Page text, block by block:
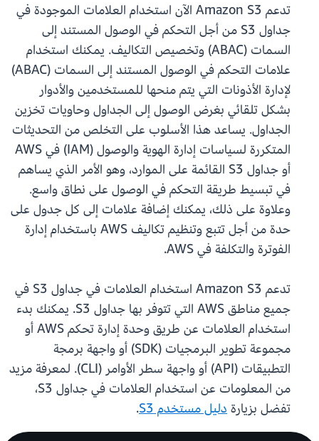
تدعم Amazon S3 الآن استخدام العلامات الموجودة في
جداول S3 من أجل التحكم في الوصول المستند إلى
السمات (ABAC) وتخصيص التكاليف. يمكنك استخدام
علامات التحكم في الوصول المستند إلى السمات (ABAC)
لإدارة الأذونات التي يتم منحها للمستخدمين والأدوار
بشكل تلقائي بغرض الوصول إلى الجداول وحاويات تخزين
الجداول. يساعد هذا الأسلوب على التخلص من التحديثات
المتكررة لسياسات إدارة الهوية والوصول (IAM) في AWS
أو جداول S3 القائمة على الموارد، وهو الأمر الذي يساهم
في تبسيط طريقة التحكم في الوصول على نطاق واسع.
وعلاوة على ذلك، يمكنك إضافة علامات إلى كل جدول على
حدة من أجل تتبع وتنظيم تكاليف AWS باستخدام إدارة
الفوترة والتكلفة في AWS.
تدعم Amazon S3 استخدام العلامات في جداول S3 في
جميع مناطق AWS التي تتوفر بها جداول S3. يمكنك بدء
استخدام العلامات عن طريق وحدة إدارة تحكم AWS أو
مجموعة تطوير البرمجيات (SDK) أو واجهة برمجة
التطبيقات (API) أو واجهة سطر الأوامر (CLI). لمعرفة مزيد
من المعلومات عن استخدام العلامات في جداول S3،
تفضل بزيارةدليل مستخدم S3 .